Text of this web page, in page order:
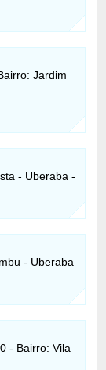
Jardim
- Uberaba -
- Uberaba
- Bairro: Vila